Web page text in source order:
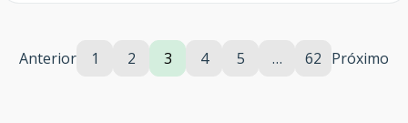
Anterior 1 2 3 4 5 … 62 Próximo